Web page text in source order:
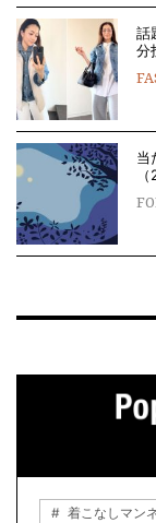
話
分
当
着こなしマン